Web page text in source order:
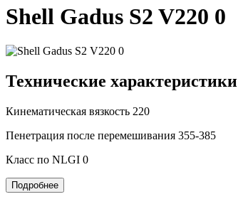
Shell Gadus S2 V220 0
Технические характеристики
Кинематическая вязкость 220
Пенетрация после перемешивания 355-385
Класс по NLGI 0
Подробнее